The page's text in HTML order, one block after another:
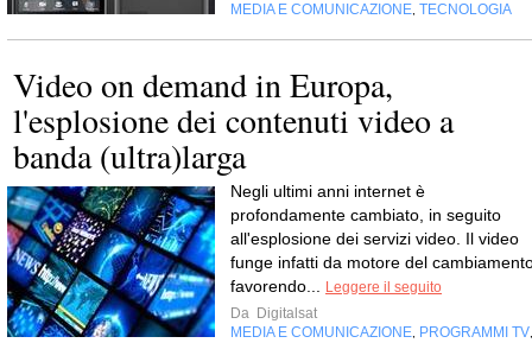
MEDIA E COMUNICAZIONE TECNOLOGIA
Video on demand in Europa,
l'esplosione dei contenuti video a
banda (ultra)larga
Negli ultimi anni internet è
profondamente cambiato, in seguito
all'esplosione dei servizi video. Il video
funge infatti da motore del
favorendo...
Leggere il seguito
Da Digitalsat
MEDIA E COMUNICAZIONE PROGRAMMI TV